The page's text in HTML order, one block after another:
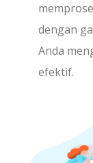
dengan
Anda
efektif.